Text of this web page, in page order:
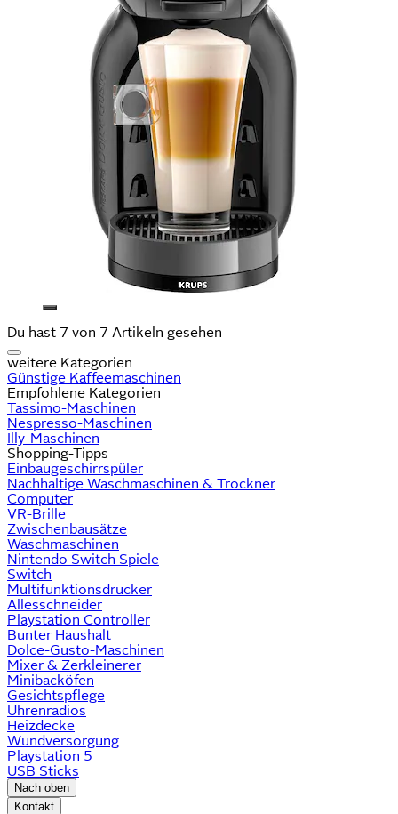
Du hast 7 von 7 Artikeln gesehen
weitere Kategorien
Günstige Kaffeemaschinen
Empfohlene Kategorien
Tassimo-Maschinen
Nespresso-Maschinen
Illy-Maschinen
Shopping-Tipps
Einbaugeschirrspüler
Nachhaltige Waschmaschinen & Trockner
Computer
VR-Brille
Zwischenbausätze
Waschmaschinen
Nintendo Switch Spiele
Switch
Multifunktionsdrucker
Allesschneider
Playstation Controller
Bunter Haushalt
Dolce-Gusto-Maschinen
Mixer & Zerkleinerer
Minibacköfen
Gesichtspflege
Uhrenradios
Heizdecke
Wundversorgung
Playstation 5
USB Sticks
Nach oben
Kontakt